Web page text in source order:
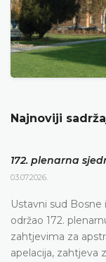
Najnoviji
172. plenarna
03.07.2026.
Ustavni sud Bosne
održao 172.
zahtjevima za
apelacija, zahtjeva